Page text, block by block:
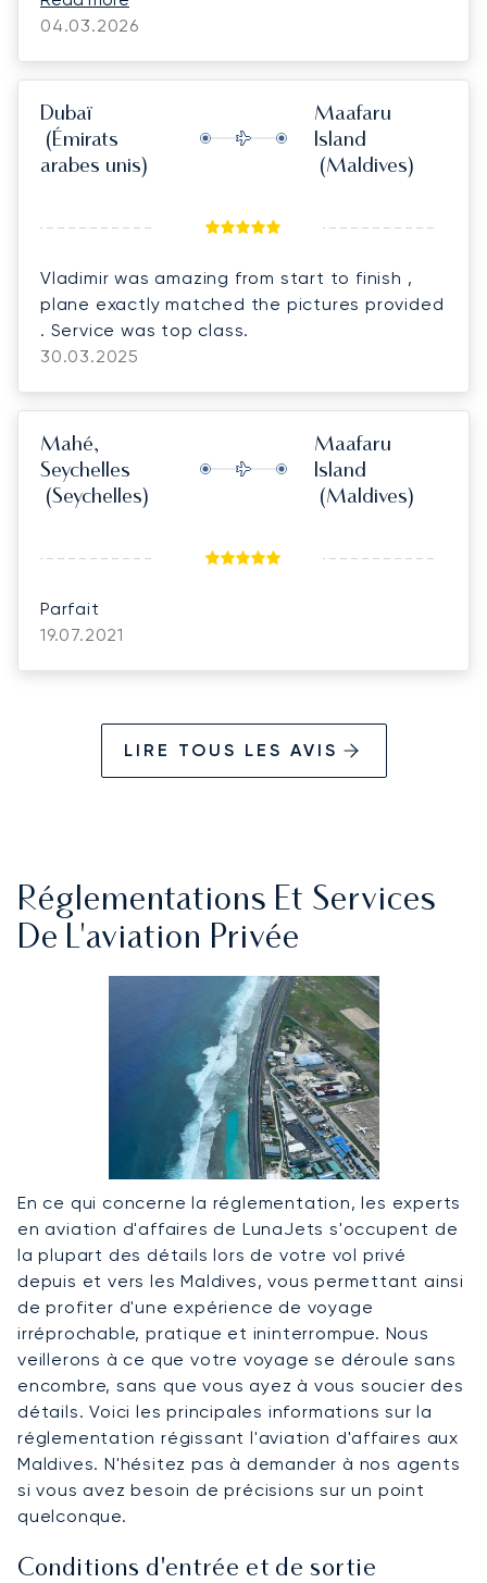
back to Melbourne and should be with our
04.03.2026
Dubaï
(Émirats
arabes unis)
Maafaru
Island
(Maldives)
Vladimir was amazing from start to finish ,
plane exactly matched the pictures provided
. Service was top class.
30.03.2025
Mahé,
Seychelles
(Seychelles)
Maafaru
Island
(Maldives)
Parfait
19.07.2021
LIRE TOUS LES AVIS
Réglementations Et Services
De L'aviation Privée
En ce qui concerne la réglementation, les experts
en aviation d'affaires de LunaJets s'occupent de
la plupart des détails lors de votre vol privé
depuis et vers les Maldives, vous permettant ainsi
de profiter d'une expérience de voyage
irréprochable, pratique et ininterrompue. Nous
veillerons à ce que votre voyage se déroule sans
encombre, sans que vous ayez à vous soucier des
détails. Voici les principales informations sur la
réglementation régissant l'aviation d'affaires aux
Maldives. N'hésitez pas à demander à nos agents
si vous avez besoin de précisions sur un point
quelconque.
Conditions d'entrée et de sortie